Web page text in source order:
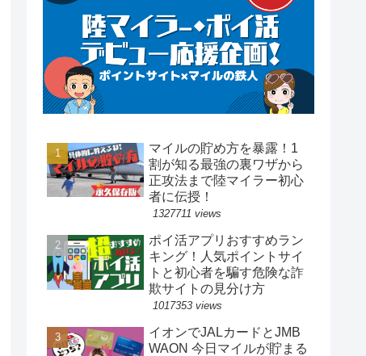
マイルの貯め方を暴露！1
割が知る最強の裏ワザから
正攻法まで陸マイラー初心
者に伝授！
1327711 views
ポイ活アプリおすすめラン
キング！人気ポイントサイ
トと初心者を騙す危険な詐
欺サイトの見分け方
1017353 views
イオンでJALカードとJMB
WAON 今日マイルが貯まる